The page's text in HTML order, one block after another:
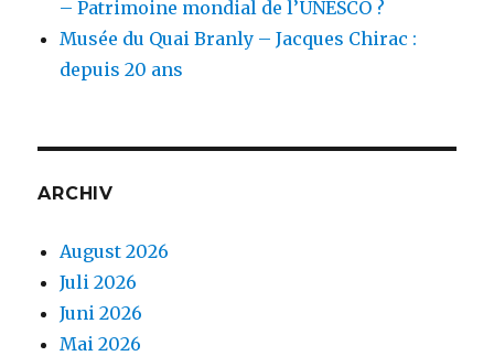
– Patrimoine mondial de l’UNESCO ?
Musée du Quai Branly – Jacques Chirac :
depuis 20 ans
ARCHIV
August 2026
Juli 2026
Juni 2026
Mai 2026